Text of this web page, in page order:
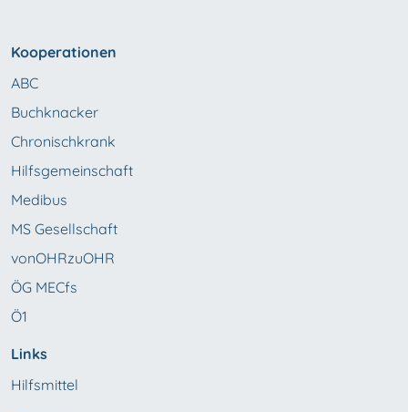
Kooperationen
ABC
Buchknacker
Chronischkrank
Hilfsgemeinschaft
Medibus
MS Gesellschaft
vonOHRzuOHR
ÖG MECfs
Ö1
Links
Hilfsmittel